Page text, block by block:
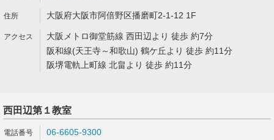
大阪府大阪市阿倍野区播磨町2-1-12 1F
大阪メトロ御堂筋線 西田辺より 徒歩 約7分
阪和線(天王寺～和歌山) 鶴ケ丘より 徒歩 約11分
阪堺電軌上町線 北畠より 徒歩 約11分
西田辺第１教室
06-6605-9300